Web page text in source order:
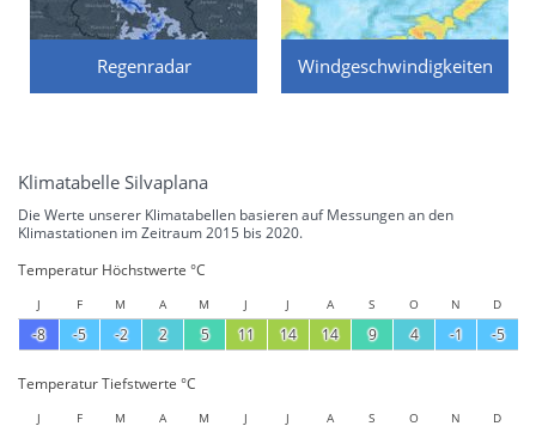
Regenradar Windgeschwindigkeiten
Klimatabelle Silvaplana
Die Werte unserer Klimatabellen basieren auf Messungen an den
Klimastationen im Zeitraum 2015 bis 2020.
Temperatur Höchstwerte °C
J F M A M J J A S O N D
-8 -5 -2 2 5 11 14 14 9 4 -1 -5
Temperatur Tiefstwerte °C
J F M A M J J A S O N D